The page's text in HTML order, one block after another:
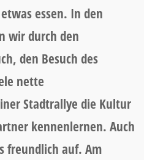
essen. In den
wir durch den
den Besuch des
nette
Stadtrallye die Kultur
kennenlernen. Auch
freundlich auf. Am